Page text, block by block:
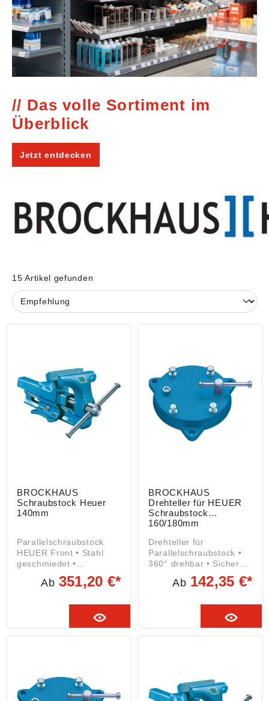
Das volle Sortiment im
Überblick
Jetzt entdecken
15 Artikel gefunden
BROCKHAUS
Schraubstock Heuer
140mm
Parallelschraubstock
HEUER Front • Stahl
geschmiedet •
Spannbacken gehärtet •
Amboss • Doppelt,
Prismenführung •
Trapezgewinde • Gegen
Angeschmiedete
Rohrspannbacken
Ab 351,20 €*
BROCKHAUS
Drehteller für HEUER
Schraubstock
160/180mm
Drehteller für
Parallelschraubstock •
360° drehbar • Sichere
Arretierung durch
Spindelschlüssel •
Aufnahmeplatte
Eindringen von Schmutz
Compact entsprechen
einem HEUER-Front-
Ab 142,35 €*